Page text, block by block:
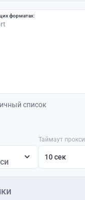
форматах:
список
Таймаут прокси
10 сек